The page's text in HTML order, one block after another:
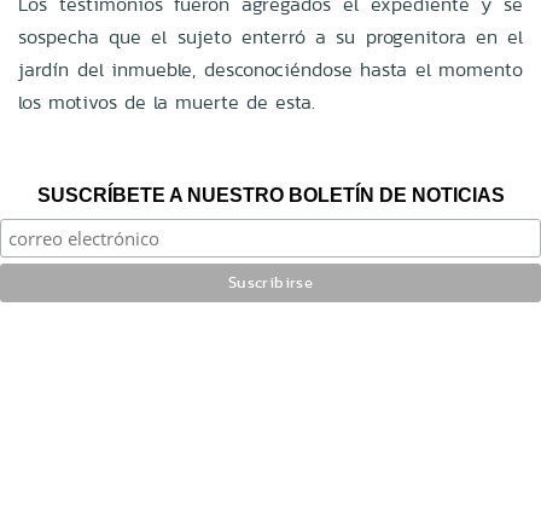
sospecha que el sujeto enterró a su progenitora en el
jardín del inmueble, desconociéndose hasta el momento
los motivos de la muerte de esta.
SUSCRÍBETE A NUESTRO BOLETÍN DE NOTICIAS